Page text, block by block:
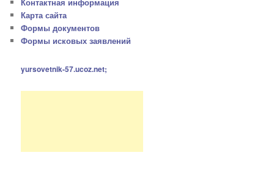
Карта сайта
Формы документов
Формы исковых заявлений
yursovetnik-57.ucoz.net;